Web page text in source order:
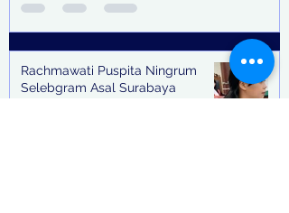
Rachmawati Puspita Ningrum
Selebgram Asal Surabaya